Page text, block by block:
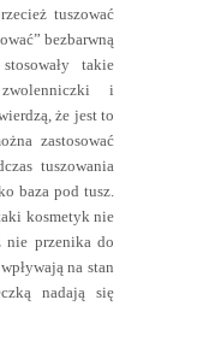
tuszować
bezbarwną
takie
i
że jest to
zastosować
tuszowania
baza pod tusz.
kosmetyk nie
nie przenika do
na stan
nadają się